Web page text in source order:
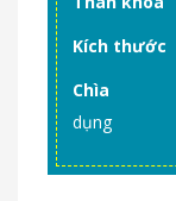
Kích thước
Chìa
:
dụng